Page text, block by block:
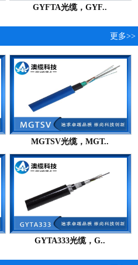
GYFTA光缆，GYF..
更多>>
MGTSV光缆，MGT..
GYTA333光缆，G..